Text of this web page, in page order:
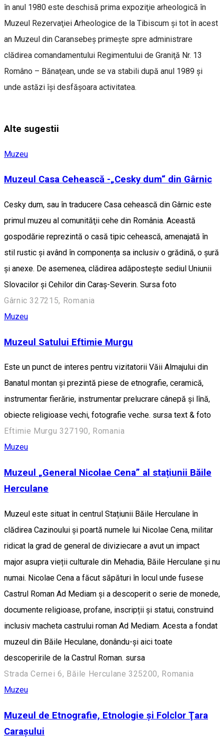
în anul 1980 este deschisă prima expoziţie arheologică în
Muzeul Rezervaţiei Arheologice de la Tibiscum şi tot în acest
an Muzeul din Caransebeş primeşte spre administrare
clădirea comandamentului Regimentului de Graniţă Nr. 13
Româno – Bănaţean, unde se va stabili după anul 1989 şi
unde astăzi îşi desfăşoara activitatea.
Alte sugestii
Muzeu
Muzeul Casa Cehească -„Cesky dum“ din Gârnic
Cesky dum, sau în traducere Casa cehească din Gârnic este
primul muzeu al comunităţii cehe din România. Această
gospodărie reprezintă o casă tipic cehească, amenajată în
stil rustic și având în componența sa inclusiv o grădină, o şură
și anexe. De asemenea, clădirea adăposteşte sediul Uniunii
Slovacilor şi Cehilor din Caraş-Severin. Sursa foto
Gârnic 327215, Romania
Muzeu
Muzeul Satului Eftimie Murgu
Este un punct de interes pentru vizitatorii Văii Almajului din
Banatul montan și prezintă piese de etnografie, ceramică,
instrumentar fierărie, instrumentar prelucrare cânepă şi lînă,
obiecte religioase vechi, fotografie veche. sursa text & foto
Eftimie Murgu 327190, Romania
Muzeu
Muzeul „General Nicolae Cena” al stațiunii Băile
Herculane
Muzeul este situat în centrul Stațiunii Băile Herculane în
clădirea Cazinoului și poartă numele lui Nicolae Cena, militar
ridicat la grad de general de diviziecare a avut un impact
major asupra vieții culturale din Mehadia, Băile Herculane și nu
numai. Nicolae Cena a făcut săpături în locul unde fusese
Castrul Roman Ad Mediam și a descoperit o serie de monede,
documente religioase, profane, inscripții și statui, construind
inclusiv macheta castrului roman Ad Mediam. Acesta a fondat
muzeul din Băile Heculane, donându-și aici toate
descoperirile de la Castrul Roman. sursa
Strada Cernei 6, Băile Herculane 325200, Romania
Muzeu
Muzeul de Etnografie, Etnologie şi Folclor Ţara
Caraşului